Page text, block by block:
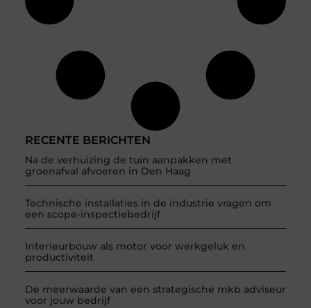
RECENTE BERICHTEN
Na de verhuizing de tuin aanpakken met
groenafval afvoeren in Den Haag
Technische installaties in de industrie vragen om
een scope-inspectiebedrijf
Interieurbouw als motor voor werkgeluk en
productiviteit
De meerwaarde van een strategische mkb adviseur
voor jouw bedrijf